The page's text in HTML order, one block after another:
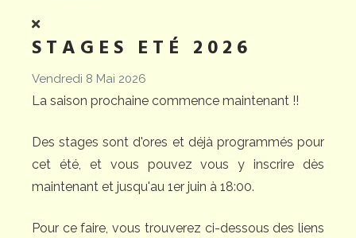
STAGES ETÉ 2026
Vendredi 8 Mai 2026
La saison prochaine commence maintenant !!
Des stages sont d'ores et déjà programmés pour
cet été, et vous pouvez vous y inscrire dès
maintenant et jusqu'au 1er juin à 18:00.
Pour ce faire, vous trouverez ci-dessous des liens